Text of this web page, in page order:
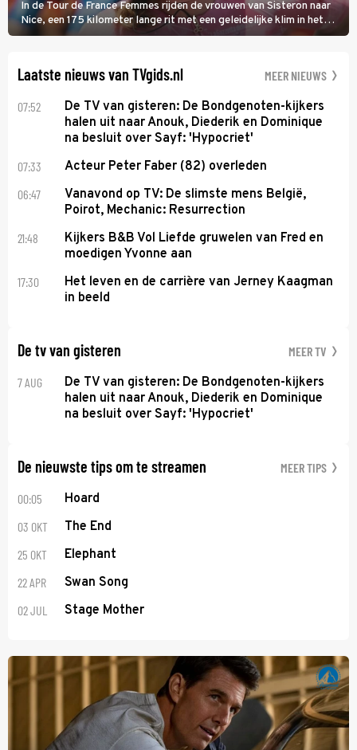
In de Tour de France Femmes rijden de vrouwen van Sisteron naar
Nice, een 175 kilometer lange rit met een geleidelijke klim in het
midden. Dat is mogelijk niet de zwaarste hindernis, dat is de
Laatste nieuws van TVgids.nl MEER NIEUWS
07:52
De TV van gisteren: De Bondgenoten-kijkers
halen uit naar Anouk, Diederik en Dominique
na besluit over Sayf: 'Hypocriet'
07:33 Acteur Peter Faber (82) overleden
06:47
Vanavond op TV: De slimste mens België,
Poirot, Mechanic: Resurrection
21:48
Kijkers B&B Vol Liefde gruwelen van Fred en
moedigen Yvonne aan
17:30
Het leven en de carrière van Jerney Kaagman
in beeld
De tv van gisteren MEER TV
7 AUG
De TV van gisteren: De Bondgenoten-kijkers
halen uit naar Anouk, Diederik en Dominique
na besluit over Sayf: 'Hypocriet'
De nieuwste tips om te streamen MEER TIPS
00:05 Hoard
03 OKT The End
25 OKT Elephant
22 APR Swan Song
02 JUL Stage Mother